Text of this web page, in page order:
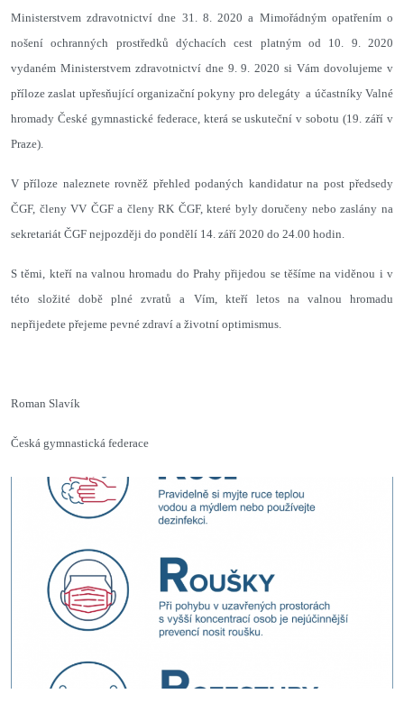
Ministerstvem zdravotnictví dne 31. 8. 2020 a Mimořádným opatřením o
nošení ochranných prostředků dýchacích cest platným od 10. 9. 2020
vydaném Ministerstvem zdravotnictví dne 9. 9. 2020 si Vám dovolujeme v
příloze zaslat upřesňující organizační pokyny pro delegáty a účastníky Valné
hromady České gymnastické federace, která se uskuteční v sobotu (19. září v
Praze).
V příloze naleznete rovněž přehled podaných kandidatur na post předsedy
ČGF, členy VV ČGF a členy RK ČGF, které byly doručeny nebo zaslány na
sekretariát ČGF nejpozději do pondělí 14. září 2020 do 24.00 hodin.
S těmi, kteří na valnou hromadu do Prahy přijedou se těšíme na viděnou i v
této složité době plné zvratů a Vím, kteří letos na valnou hromadu
nepřijedete přejeme pevné zdraví a životní optimismus.
Roman Slavík
Česká gymnastická federace